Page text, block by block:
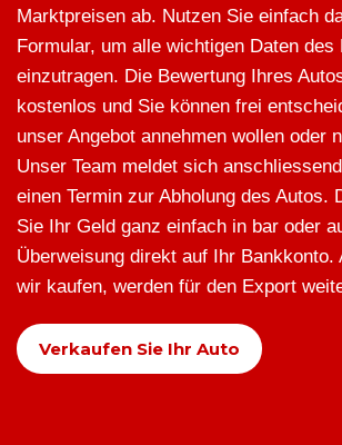
Marktpreisen ab. Nutzen Sie einfach
Formular, um alle wichtigen Daten des
einzutragen. Die Bewertung Ihres
kostenlos und Sie können frei
unser Angebot annehmen wollen oder
Unser Team meldet sich
einen Termin zur Abholung des Autos.
Sie Ihr Geld ganz einfach in bar oder
Überweisung direkt auf Ihr Bankkonto.
wir kaufen, werden für den Export
Verkaufen Sie Ihr Auto